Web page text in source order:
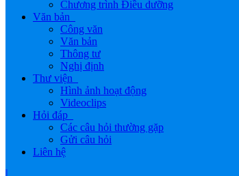
Chương trình Điều dưỡng
Văn bản
Công văn
Văn bản
Thông tư
Nghị định
Thư viện
Hình ảnh hoạt động
Videoclips
Hỏi đáp
Các câu hỏi thường gặp
Gửi câu hỏi
Liên hệ